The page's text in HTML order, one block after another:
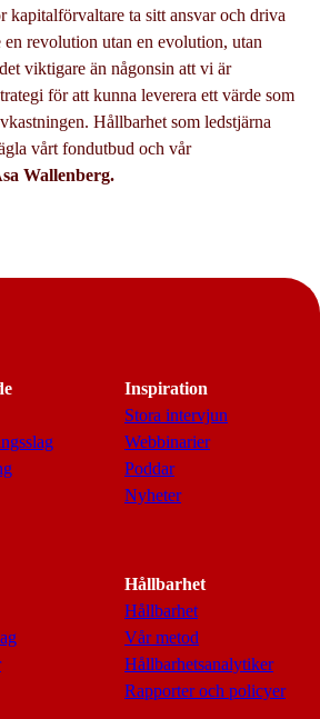
kapitalförvaltare ta sitt ansvar och driva
en revolution utan en evolution, utan
viktigare än någonsin att vi är
för att kunna leverera ett värde som
Hållbarhet som ledstjärna
vårt fondutbud och vår
Wallenberg.
Inspiration
Stora intervjun
Webbinarier
Poddar
Nyheter
Hållbarhet
Hållbarhet
Vår metod
Hållbarhetsanalytiker
Rapporter och policyer